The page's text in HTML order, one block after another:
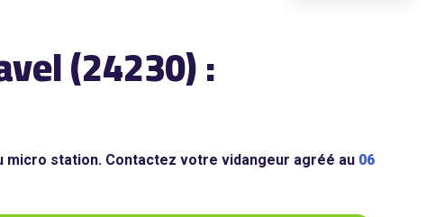
(24230) :
station. Contactez votre vidangeur agréé au 06